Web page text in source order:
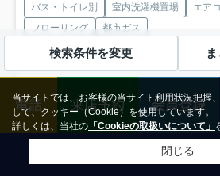
バス・トイレ別 室内洗濯機置場 エア
フローリング
都市ガス
ペット可 新築
仕事中や入浴中など手が離せないときでも、
配達時間を気にせずに生活することができま
見る
検索条件を変更
電話 来店予約 会員登録
当サイトでは、お客様の当サイト利用状況把握
して、クッキー（Cookie）を使用しています。
詳しくは、当社の 「Cookieの取扱いについて」
閉じる